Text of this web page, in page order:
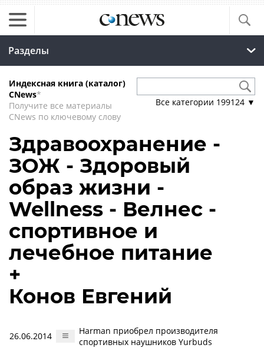
Разделы
Индексная книга (каталог)
CNews*
Получите все материалы
CNews по ключевому слову
Все категории 199124 ▼
Здравоохранение -
ЗОЖ - Здоровый
образ жизни -
Wellness - Велнес -
спортивное и
лечебное питание
+
Конов Евгений
26.06.2014
Harman приобрел производителя
спортивных наушников Yurbuds